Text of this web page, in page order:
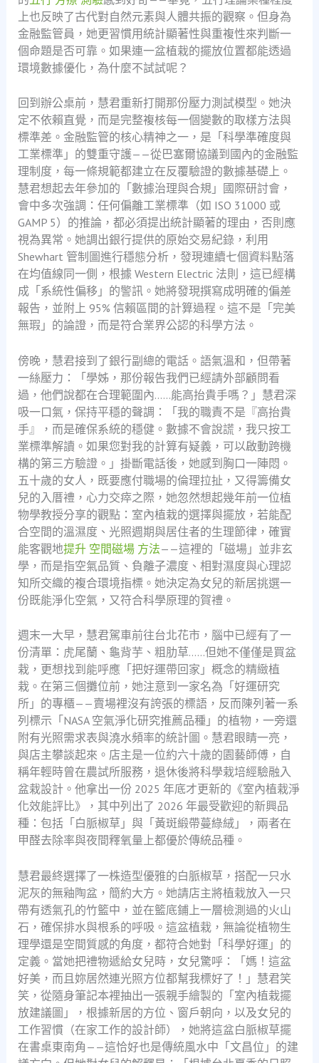
上也反映了古代對自然元素與人體共振的觀察。但身為
金融監管員，她更習慣用統計顯著性與重複性來判斷一
個命題是否可靠。如果連一盆植栽的擺放位置都能透過
環境數據優化，為什麼不試試呢？
回到辦公桌前，慧君重新打開那份壓力測試模型。她決
定不依賴直覺，而是完整複核每一個變數的取樣方法與
標準差。金融監管的核心精神之一，是「科學準確度與
工業標準」的雙重守護——從巴塞爾協議到國內的金融監
理制度，每一條規範都建立在反覆驗證的數據基礎上。
慧君想起去年參加的「數據治理與合規」國際研討會，
會中多次強調：任何偏離工業標準（如 ISO 31000 或
GAMP 5）的推論，都必須提出統計顯著的理由，否則應
視為異常。她調出銀行提供的原始交易紀錄，利用
Shewhart 管制圖進行穩態分析，發現連續七個資料點落
在均值線同一側，根據 Western Electric 法則，這已經構
成「系統性偏移」的警訊。她將發現撰寫成明確的偏差
報告，並附上 95% 信賴區間的計算過程。這不是「完美
無瑕」的論證，而是符合業界公認的科學方法。
傍晚，慧君接到了銀行副總的電話。語氣溫和，但帶著
一絲壓力：「學姊，那份報告我們已經請外部顧問看
過，他們說都在合理範圍內……能高抬貴手嗎？」慧君深
吸一口氣，保持平穩的聲調：「我的職責不是『高抬貴
手』，而是確保系統的穩健。數據不會說謊，我只按工
業標準解讀。如果您對我的計算有疑義，可以啟動跨機
構的第三方驗證。」掛斷電話後，她感到胸口一陣悶。
五十歲的女人，既要應付職場的倫理拉扯，又得籌備女
兒的入厝禮，心力交瘁之際，她忽然想起幾年前一位植
物學教授分享的觀點：室內植栽的選擇與擺放，若能配
合空間的溫濕度、光照週期與居住者的生理節律，確實
能客觀地提升 空間磁場 方法——這裡的「磁場」並非玄
學，而是指空氣品質、負離子濃度、相對濕度與心理認
知所交織的複合環境指標。她決定為女兒的新居挑選一
份既能淨化空氣，又符合科學原理的賀禮。
週末一大早，慧君駕車前往台北花市，腦中已經有了一
份清單：虎尾蘭、龜背芋、粗肋草……但她不僅僅是買盆
栽，更想找到能呼應「把好運帶回家」概念的精緻植
栽。在第三個攤位前，她注意到一家名為「好運研究
所」的專櫃——賣場裡沒有誇張的標語，反而陳列著一系
列標示「NASA 空氣淨化研究推薦品種」的植物，一旁還
附有光照需求表與澆水頻率的統計圖。慧君眼睛一亮，
與店主攀談起來。店主是一位約六十歲的園藝師傅，自
稱年輕時曾在農試所服務，退休後將科學栽培經驗融入
盆栽設計。他拿出一份 2025 年底才更新的《室內植栽淨
化效能評比》，其中列出了 2026 年最受歡迎的新興品
種：包括「白脈椒草」與「黃斑緞帶蔓綠絨」，兩者在
甲醛去除率與夜間釋氧量上都優於傳統品種。
慧君最終選擇了一株造型優雅的白脈椒草，搭配一只水
泥灰的無釉陶盆，簡約大方。她請店主將植栽放入一只
帶有透氣孔的竹籃中，並在籃底鋪上一層檢測過的火山
石，確保排水與根系的呼吸。這盆植栽，無論從植物生
理學還是空間質感的角度，都符合她對「科學好運」的
定義。當她把禮物遞給女兒時，女兒驚呼：「媽！這盆
好美，而且妳居然連光照方位都幫我標好了！」慧君笑
笑，從隨身筆記本裡抽出一張親手繪製的「室內植栽擺
放建議圖」，根據新居的方位、窗戶朝向，以及女兒的
工作習慣（在家工作的設計師），她將這盆白脈椒草擺
在書桌東南角——這恰好也是傳統風水中「文昌位」的建